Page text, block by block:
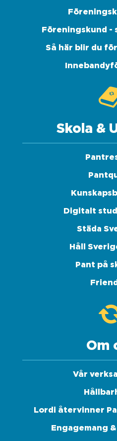
Föreningskund -
Så här blir du
Skola &
Digitalt
Städa
Håll
Pant på
Om
Vår
Lordi återvinner
Engagemang